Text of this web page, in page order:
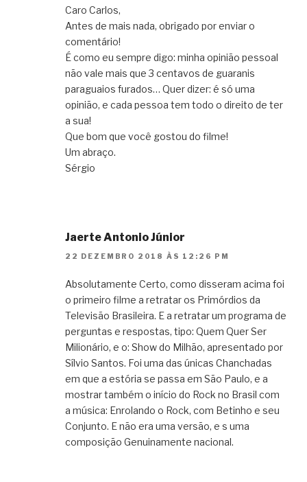
Caro Carlos,
Antes de mais nada, obrigado por enviar o
comentário!
É como eu sempre digo: minha opinião pessoal
não vale mais que 3 centavos de guaranis
paraguaios furados… Quer dizer: é só uma
opinião, e cada pessoa tem todo o direito de ter
a sua!
Que bom que você gostou do filme!
Um abraço.
Sérgio
Jaerte Antonio Júnior
22 DEZEMBRO 2018 ÀS 12:26 PM
Absolutamente Certo, como disseram acima foi
o primeiro filme a retratar os Primórdios da
Televisão Brasileira. E a retratar um programa de
perguntas e respostas, tipo: Quem Quer Ser
Milionário, e o: Show do Milhão, apresentado por
Sílvio Santos. Foi uma das únicas Chanchadas
em que a estória se passa em São Paulo, e a
mostrar também o início do Rock no Brasil com
a música: Enrolando o Rock, com Betinho e seu
Conjunto. E não era uma versão, e s uma
composição Genuinamente nacional.